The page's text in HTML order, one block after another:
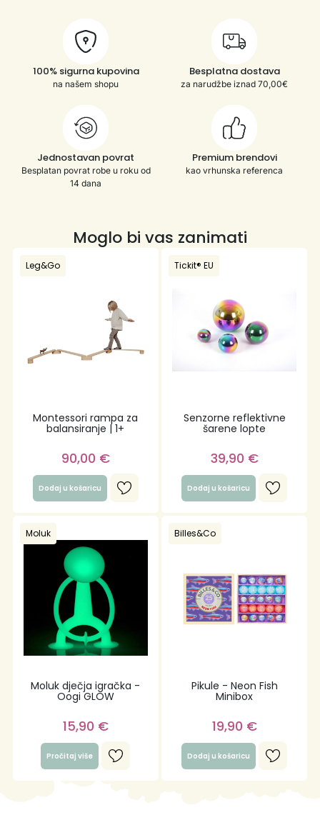
100% sigurna kupovina
na našem shopu
Besplatna dostava
za narudžbe iznad 70,00€
Jednostavan povrat
Besplatan povrat robe u roku od
14 dana
Premium brendovi
kao vrhunska referenca
Moglo bi vas zanimati
Montessori rampa za
balansiranje | 1+
Leg&Go
90,00 €
Dodaj u košaricu
Senzorne reflektivne
šarene lopte
Tickit® EU
39,90 €
Dodaj u košaricu
Moluk dječja igračka -
Oogi GLOW
Moluk
15,90 €
Pročitaj više
Pikule - Neon Fish
Minibox
Billes&Co
19,90 €
Dodaj u košaricu